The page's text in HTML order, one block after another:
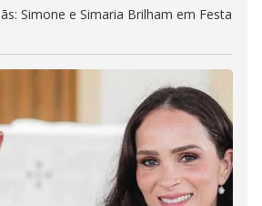
Simone e Simaria Brilham em Festa